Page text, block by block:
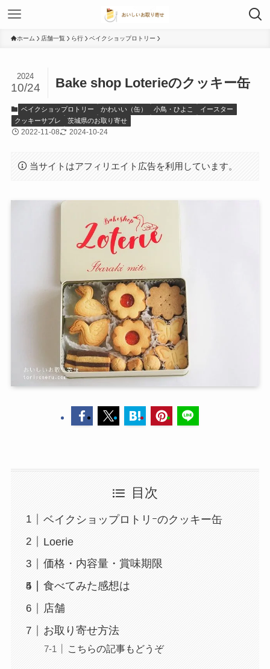
ホーム 店舗一覧 ら行 ベイクショップロトリー
Bake shop Loterieのクッキー缶
2024
10/24
ベイクショップロトリー かわいい（缶） 小鳥・ひよこ
イースター
クッキーサブレ
茨城県のお取り寄せ
2022-11-08 2024-10-24
当サイトはアフィリエイト広告を利用しています。
目次
ベイクショップロトリｰのクッキー缶
Loerie
価格・内容量・賞味期限
食べてみた感想は
店舗
お取り寄せ方法
こちらの記事もどうぞ